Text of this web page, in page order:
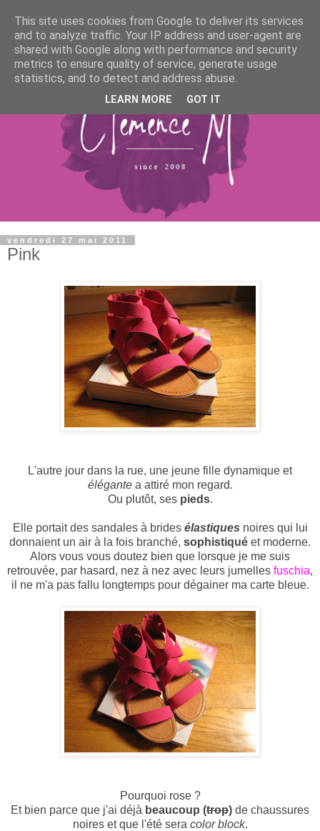
vendredi 27 mai 2011
Pink
L'autre jour dans la rue, une jeune fille dynamique et
élégantea attiré mon regard.
Ou plutôt, ses pieds.
Elle portait des sandales à brides élastiques noires qui lui
donnaient un air à la fois branché, sophistiqué et moderne.
Alors vous vous doutez bien que lorsque je me suis
retrouvée, par hasard, nez à nez avec leurs jumelles fuschia,
il ne m'a pas fallu longtemps pour dégainer ma carte bleue.
Pourquoi rose ?
Et bien parce que j'ai déjà beaucoup (trop) de chaussures
noires et que l'été sera color block.
This site uses cookies from Google to deliver its services
and to analyze traffic. Your IP address and user-agent are
shared with Google along with performance and security
metrics to ensure quality of service, generate usage
statistics, and to detect and address abuse.
LEARN MORE GOT IT